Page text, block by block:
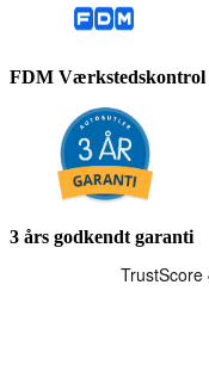
FDM Værkstedskontrol
3 års godkendt garanti